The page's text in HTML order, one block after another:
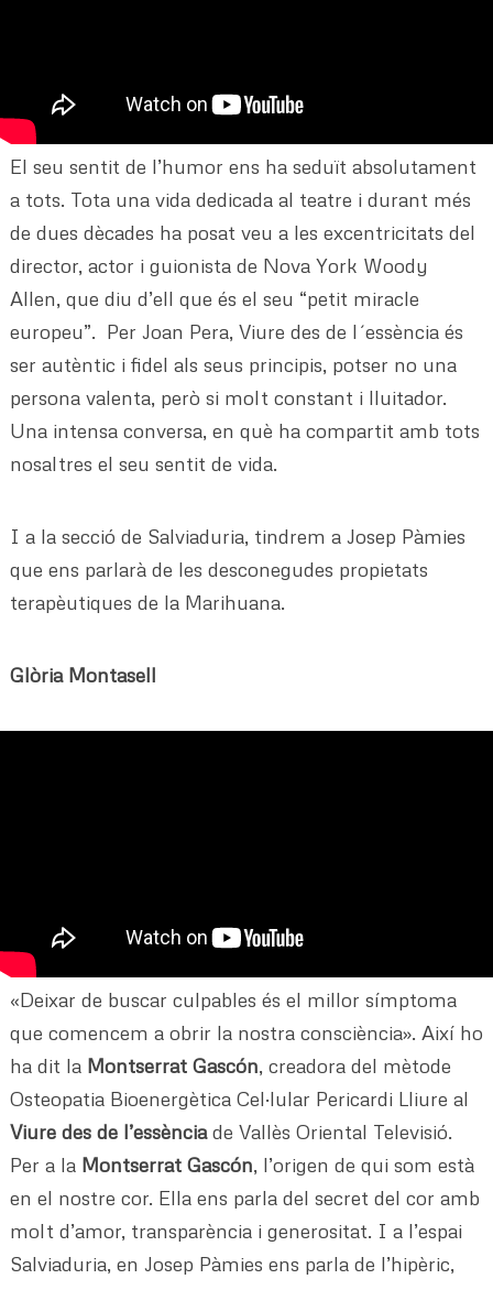
El seu sentit de l’humor ens ha seduït absolutament
a tots. Tota una vida dedicada al teatre i durant més
de dues dècades ha posat veu a les excentricitats del
director, actor i guionista de Nova York Woody
Allen, que diu d’ell que és el seu “petit miracle
europeu”. Per Joan Pera, Viure des de l´essència és
ser autèntic i fidel als seus principis, potser no una
persona valenta, però si molt constant i lluitador.
Una intensa conversa, en què ha compartit amb tots
nosaltres el seu sentit de vida.
I a la secció de Salviaduria, tindrem a Josep Pàmies
que ens parlarà de les desconegudes propietats
terapèutiques de la Marihuana.
Glòria Montasell
«Deixar de buscar culpables és el millor símptoma
que comencem a obrir la nostra consciència». Així ho
ha dit la Montserrat Gascón, creadora del mètode
Osteopatia Bioenergètica Cel·lular Pericardi Lliure al
Viure des de l’essènciade Vallès Oriental Televisió.
Per a la Montserrat Gascón, l’origen de qui som està
en el nostre cor. Ella ens parla del secret del cor amb
molt d’amor, transparència i generositat. I a l’espai
Salviaduria, en Josep Pàmies ens parla de l’hipèric,